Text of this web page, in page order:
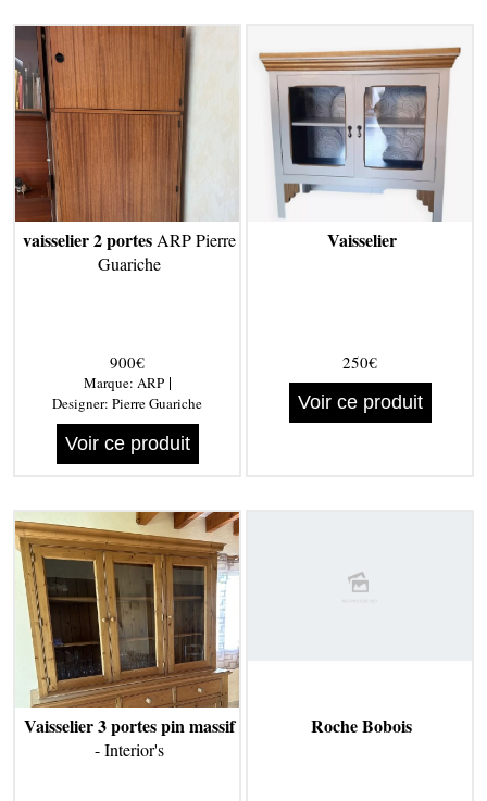
vaisselier 2 portesARP Pierre
Guariche
900€
Marque: ARP|
Designer: Pierre Guariche
Voir ce produit
Vaisselier
250€
Voir ce produit
Vaisselier 3 portes pin massif
- Interior's
Roche Bobois